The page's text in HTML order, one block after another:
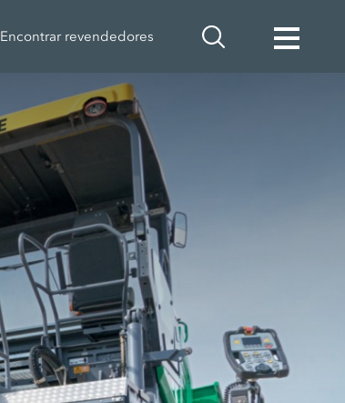
Encontrar revendedores